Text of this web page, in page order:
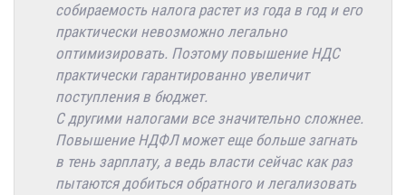
собираемость налога растет из года в год и его
практически невозможно легально
оптимизировать. Поэтому повышение НДС
практически гарантированно увеличит
поступления в бюджет.
С другими налогами все значительно сложнее.
Повышение НДФЛ может еще больше загнать
в тень зарплату, а ведь власти сейчас как раз
пытаются добиться обратного и легализовать